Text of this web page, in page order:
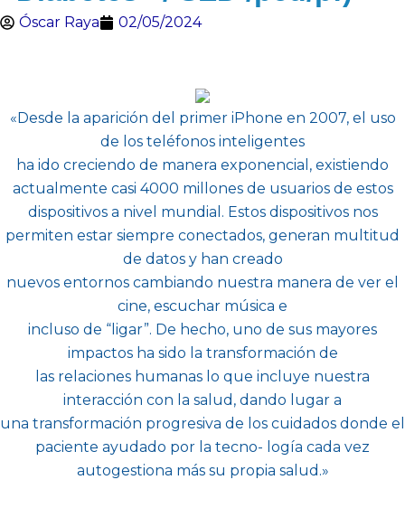
Óscar Raya 02/05/2024
«Desde la aparición del primer iPhone en 2007, el uso
de los teléfonos inteligentes
ha ido creciendo de manera exponencial, existiendo
actualmente casi 4000 millones de usuarios de estos
dispositivos a nivel mundial. Estos dispositivos nos
permiten estar siempre conectados, generan multitud
de datos y han creado
nuevos entornos cambiando nuestra manera de ver el
cine, escuchar música e
incluso de “ligar”. De hecho, uno de sus mayores
impactos ha sido la transformación de
las relaciones humanas lo que incluye nuestra
interacción con la salud, dando lugar a
una transformación progresiva de los cuidados donde el
paciente ayudado por la tecno- logía cada vez
autogestiona más su propia salud.»